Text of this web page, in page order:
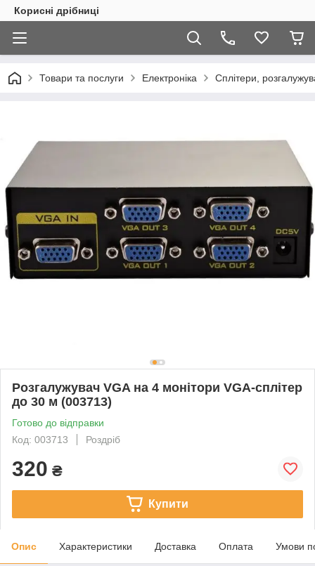
Корисні дрібниці
Товари та послуги Електроніка Сплітери,
Розгалужувач VGA на 4 монітори VGA-сплітер
до 30 м (003713)
Готово до відправки
Код: 003713
Роздріб
320 ₴
Купити
Опис Характеристики Доставка Оплата Умови